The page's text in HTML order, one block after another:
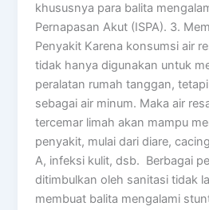
khususnya para balita
Pernapasan Akut (ISPA). 3.
Penyakit Karena konsumsi air
tidak hanya digunakan untuk
peralatan rumah tanggan,
sebagai air minum. Maka air
tercemar limah akan mampu
penyakit, mulai dari diare,
A, infeksi kulit, dsb. Berbagai
ditimbulkan oleh sanitasi tidak
membuat balita mengalami